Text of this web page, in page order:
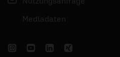
Mediadaten